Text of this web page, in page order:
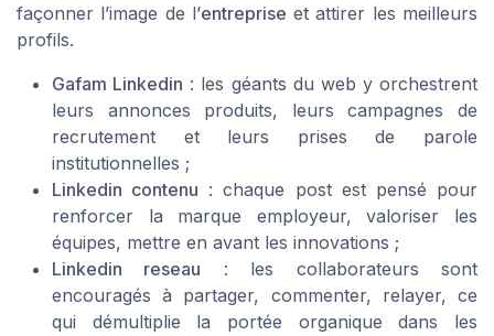
façonner l’image de l’entreprise et attirer les meilleurs
profils.
Gafam Linkedin : les géants du web y orchestrent
leurs annonces produits, leurs campagnes de
recrutement et leurs prises de parole
institutionnelles ;
Linkedin contenu : chaque post est pensé pour
renforcer la marque employeur, valoriser les
équipes, mettre en avant les innovations ;
Linkedin reseau : les collaborateurs sont
encouragés à partager, commenter, relayer, ce
qui démultiplie la portée organique dans les